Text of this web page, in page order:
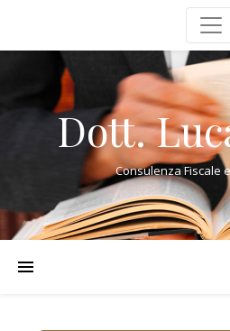
Dott.
Consulenza Fiscale